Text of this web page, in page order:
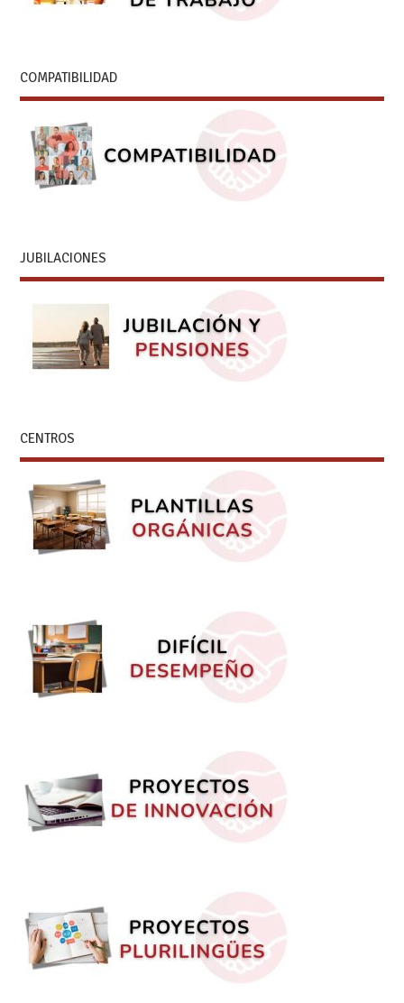
COMPATIBILIDAD
JUBILACIONES
CENTROS